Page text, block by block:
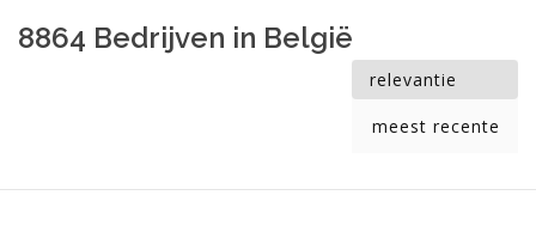
8864 Bedrijven in België
relevantie
meest recente